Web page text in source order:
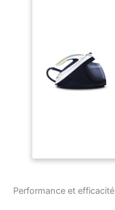
Performance et efficacité